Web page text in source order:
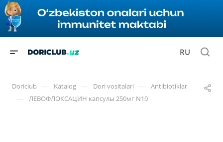
RU
Doriclub — Katalog — Dori vositalari — Antibiotiklar
— ЛЕВОФЛОКСАЦИН капсулы 250мг N10